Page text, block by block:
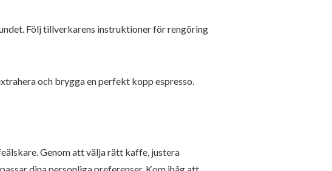
Följ tillverkarens instruktioner för rengöring
och brygga en perfekt kopp espresso.
Genom att välja rätt kaffe, justera